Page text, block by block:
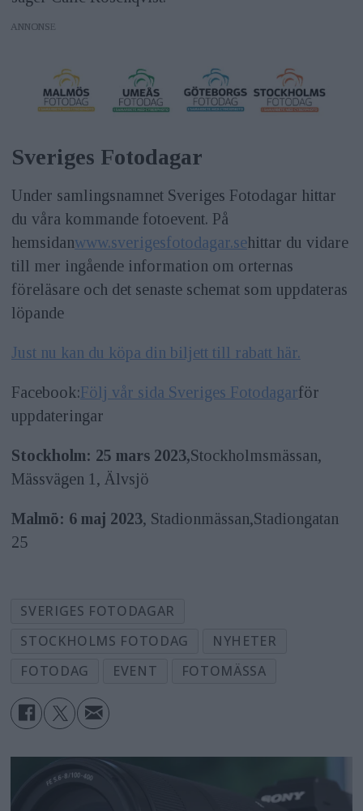
ANNONS
Sveriges Fotodagar
Under samlingsnamnet Sveriges Fotodagar hittar
du våra kommande fotoevent. På
hemsidanwww.sverigesfotodagar.sehittar du vidare
till mer ingående information om orternas
föreläsare och det senaste schemat som uppdateras
löpande
Just nu kan du köpa din biljett till rabatt här.
Facebook:Följ vår sida Sveriges Fotodagarför
uppdateringar
Stockholm: 25 mars 2023,Stockholmsmässan,
Mässvägen 1, Älvsjö
Malmö: 6 maj 2023, Stadionmässan,Stadiongatan
25
SVERIGES FOTODAGAR
STOCKHOLMS FOTODAG
NYHETER
FOTODAG
EVENT FOTOMÄSSA